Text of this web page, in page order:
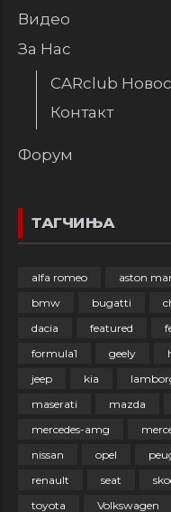
Видео
За Нас
CARclub
Контакт
Форум
ТАГЧИЊА
alfa romeo aston
bmw
bugatti
dacia
featured
formula1
geely
jeep
kia
maserati
mazda
mercedes-amg
nissan
opel
renault
seat
toyota
Volkswagen